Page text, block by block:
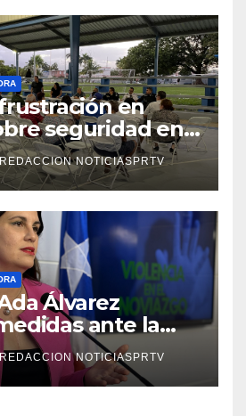
en
seguridad en
REDACCION NOTICIASPRTV
Álvarez
ante la
el noviazgo
REDACCION NOTICIASPRTV